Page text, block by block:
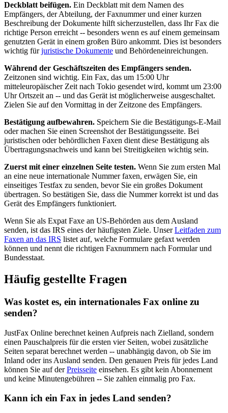
Deckblatt beifügen. Ein Deckblatt mit dem Namen des
Empfängers, der Abteilung, der Faxnummer und einer kurzen
Beschreibung der Dokumente hilft sicherzustellen, dass Ihr Fax die
richtige Person erreicht -- besonders wenn es auf einem gemeinsam
genutzten Gerät in einem großen Büro ankommt. Dies ist besonders
wichtig fürjuristische Dokumente und Behördeneinreichungen.
Während der Geschäftszeiten des Empfängers senden.
Zeitzonen sind wichtig. Ein Fax, das um 15:00 Uhr
mitteleuropäischer Zeit nach Tokio gesendet wird, kommt um 23:00
Uhr Ortszeit an -- und das Gerät ist möglicherweise ausgeschaltet.
Zielen Sie auf den Vormittag in der Zeitzone des Empfängers.
Bestätigung aufbewahren. Speichern Sie die Bestätigungs-E-Mail
oder machen Sie einen Screenshot der Bestätigungsseite. Bei
juristischen oder behördlichen Faxen dient diese Bestätigung als
Übertragungsnachweis und kann bei Streitigkeiten wichtig sein.
Zuerst mit einer einzelnen Seite testen. Wenn Sie zum ersten Mal
an eine neue internationale Nummer faxen, erwägen Sie, ein
einseitiges Testfax zu senden, bevor Sie ein großes Dokument
übertragen. So bestätigen Sie, dass die Nummer korrekt ist und das
Gerät des Empfängers funktioniert.
Wenn Sie als Expat Faxe an US-Behörden aus dem Ausland
senden, ist das IRS eines der häufigsten Ziele. UnserLeitfaden zum
Faxen an das IRS listet auf, welche Formulare gefaxt werden
können und nennt die richtigen Faxnummern nach Formular und
Bundesstaat.
Häufig gestellte Fragen
Was kostet es, ein internationales Fax online zu
senden?
JustFax Online berechnet keinen Aufpreis nach Zielland, sondern
einen Pauschalpreis für die ersten vier Seiten, wobei zusätzliche
Seiten separat berechnet werden -- unabhängig davon, ob Sie im
Inland oder ins Ausland senden. Den genauen Preis für jedes Land
können Sie auf derPreisseite einsehen. Es gibt kein Abonnement
und keine Minutengebühren -- Sie zahlen einmalig pro Fax.
Kann ich ein Fax in jedes Land senden?